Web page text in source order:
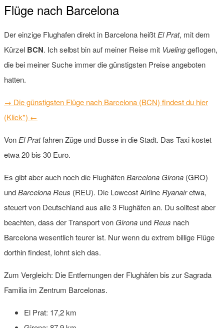
Flüge nach Barcelona
Der einzige Flughafen direkt in Barcelona heißt El Prat, mit dem
Kürzel BCN. Ich selbst bin auf meiner Reise mit Vuelinggeflogen,
die bei meiner Suche immer die günstigsten Preise angeboten
hatten.
→ Die günstigsten Flüge nach Barcelona (BCN) findest du hier
(Klick*) ←
Von El Pratfahren Züge und Busse in die Stadt. Das Taxi kostet
etwa 20 bis 30 Euro.
Es gibt aber auch noch die FlughäfenBarcelona Girona (GRO)
undBarcelona Reus (REU). Die Lowcost Airline Ryanairetwa,
steuert von Deutschland aus alle 3 Flughäfen an. Du solltest aber
beachten, dass der Transport von Girona und Reus nach
Barcelona wesentlich teurer ist. Nur wenn du extrem billige Flüge
dorthin findest, lohnt sich das.
Zum Vergleich: Die Entfernungen der Flughäfen bis zur Sagrada
Familia im Zentrum Barcelonas.
El Prat: 17,2 km